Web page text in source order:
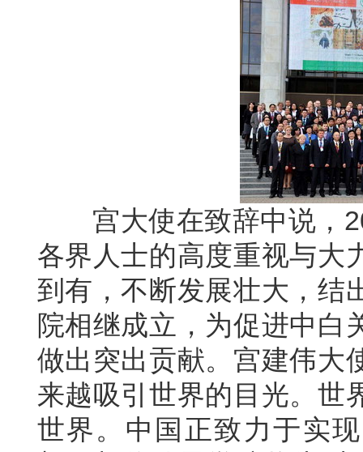
宫大使在致辞中说，
各界人士的高度重视与大
到有，不断发展壮大，结
院相继成立，为促进中白
做出突出贡献。宫建伟大
来越吸引世界的目光。世
世界。中国正致力于实